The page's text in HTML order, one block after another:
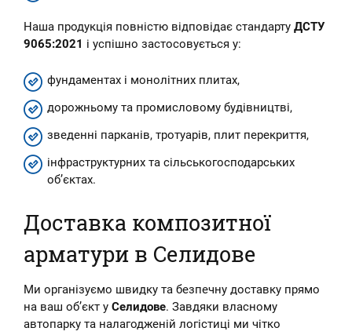
Наша продукція повністю відповідає стандарту ДСТУ
9065:2021 і успішно застосовується у:
фундаментах і монолітних плитах,
дорожньому та промисловому будівництві,
зведенні парканів, тротуарів, плит перекриття,
інфраструктурних та сільськогосподарських
об’єктах.
Доставка композитної
арматури в Селидове
Ми організуємо швидку та безпечну доставку прямо
на ваш об’єкт у Селидове. Завдяки власному
автопарку та налагодженій логістиці ми чітко